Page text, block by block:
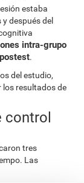
estaba
después del
intra-grupo
.
del estudio,
resultados de
control
tres
Las